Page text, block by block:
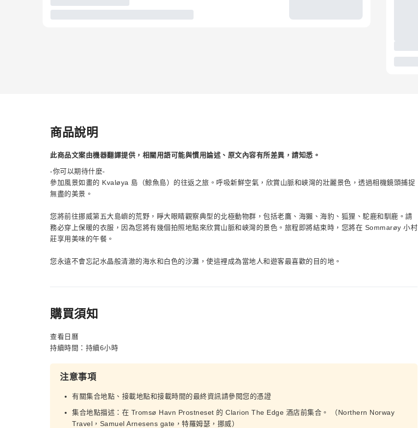
商品說明
此商品文案由機器翻譯提供，相關用語可能與慣用論述、原文內容有所差異，請知悉。
-你可以期待什麼-
參加風景如畫的 Kvaløya 島（鯨魚島）的往返之旅。呼吸新鮮空氣，欣賞山脈和峽灣的壯麗景色，透過相機鏡頭捕捉
無盡的美景。
您將前往挪威第五大島嶼的荒野，睜大眼睛觀察典型的北極動物群，包括老鷹、海獺、海豹、狐狸、駝鹿和馴鹿。請
務必穿上保暖的衣服，因為您將有幾個拍照地點來欣賞山脈和峽灣的景色。旅程即將結束時，您將在 Sommarøy 小村
莊享用美味的午餐。
您永遠不會忘記水晶般清澈的海水和白色的沙灘，使這裡成為當地人和遊客最喜歡的目的地。
購買須知
查看日曆
持續時間：持續6小時
注意事項
有關集合地點、接載地點和接載時間的最終資訊請參閱您的憑證
集合地點描述：在 Tromsø Havn Prostneset 的 Clarion The Edge 酒店前集合。 （Northern Norway
Travel，Samuel Arnesens gate，特羅姆瑟，挪威）